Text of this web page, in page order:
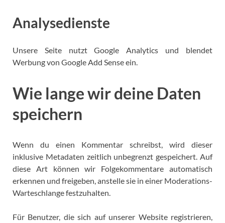
Analysedienste
Unsere Seite nutzt Google Analytics und blendet
Werbung von Google Add Sense ein.
Wie lange wir deine Daten
speichern
Wenn du einen Kommentar schreibst, wird dieser
inklusive Metadaten zeitlich unbegrenzt gespeichert. Auf
diese Art können wir Folgekommentare automatisch
erkennen und freigeben, anstelle sie in einer Moderations-
Warteschlange festzuhalten.
Für Benutzer, die sich auf unserer Website registrieren,